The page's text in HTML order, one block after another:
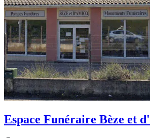
Espace Funéraire Bèze et